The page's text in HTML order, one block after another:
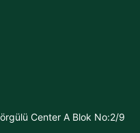
Center A Blok No:2/9